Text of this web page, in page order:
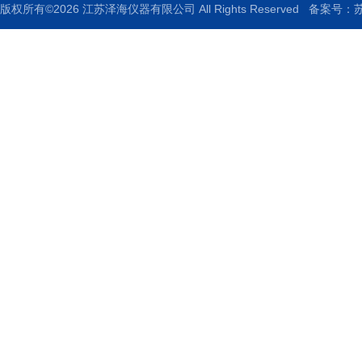
版权所有©2026 江苏泽海仪器有限公司 All Rights Reserved 备案号：